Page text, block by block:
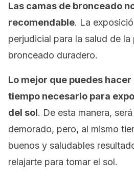
Las camas de bronceado
recomendable. La
perjudicial para la salud de
bronceado duradero.
Lo mejor que puedes
tiempo necesario para
del sol. De esta manera,
demorado, pero, al mismo
buenos y saludables
relajarte para tomar el sol.